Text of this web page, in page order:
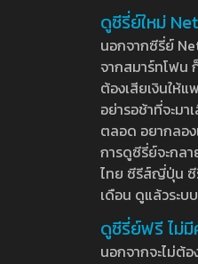
ดูซีรี่ย์ใหม่
นอกจากซีรี่ย์
จากสมาร์ทโฟน
ต้องเสียเงินให้
อย่ารอช้าที่จะม
ตลอด อยากลอ
การดูซีรี่ย์จะกล
ไทย ซีรีส์ญี่ปุ่น ซี
เดือน ดูแล้วระ
ดูซีรี่ย์ฟรี ไม่มี
นอกจากจะไม่ต้